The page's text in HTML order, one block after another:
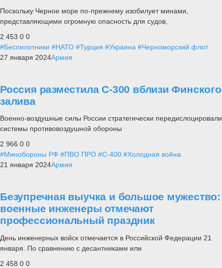
Поскольку Черное море по-прежнему изобилует минами,
представляющими огромную опасность для судов,
2 453 0 0
#Беспилотники #НАТО #Турция #Украина #Черноморский флот
27 января 2024Армия
Россия разместила С-300 вблизи Финского
залива
Военно-воздушные силы России стратегически передислоцировали
системы противовоздушной обороны
2 966 0 0
#Минобороны РФ #ПВО ПРО #С-400 #Холодная война
21 января 2024Армия
Безупречная выучка и большое мужество:
военные инженеры отмечают
профессиональный праздник
День инженерных войск отмечается в Российской Федерации 21
января. По сравнению с десантниками или
2 458 0 0